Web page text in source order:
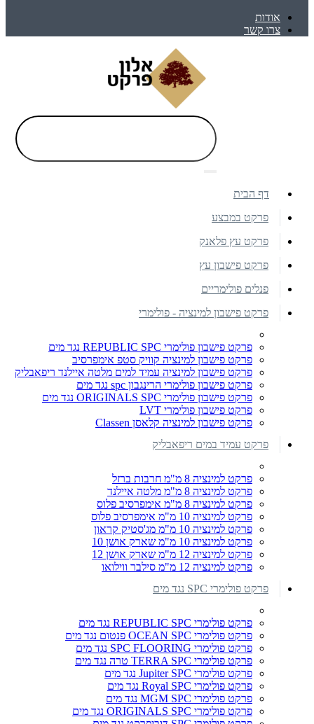
אודות
צרו קשר
דף הבית
פרקט במבצע
פרקט עץ פלאנק
פרקט פישבון עץ
פנלים פולימריים
פרקט פישבון למינציה - פולימרי
פרקט פישבון פולימרי REPUBLIC SPC נגד מים
פרקט פישבון למינציה קוויק סטפ אימפרסיב
פרקט פישבון למינציה עמיד למים מלטה איילנד ריפאבליק
פרקט פישבון פולימרי הרינגבון spc נגד מים
פרקט פישבון פולימרי ORIGINALS SPC נגד מים
פרקט פישבון פולימרי LVT
פרקט פישבון למינציה קלאסן Classen
פרקט עמיד במים ריפאבליק
פרקט למינציה 8 מ"מ חרבות ברזל
פרקט למינציה 8 מ"מ מלטה איילנד
פרקט למינציה 8 מ"מ אימפרסיב פלוס
פרקט למינציה 10 מ"מ אימפרסיב פלוס
פרקט למינציה 10 מ"מ מג'סטיק קראון
פרקט למינציה 10 מ"מ שארק אושן 10
פרקט למינציה 12 מ"מ שארק אושן 12
פרקט למינציה 12 מ"מ סילבר ווילואו
פרקט פולימרי SPC נגד מים
פרקט פולימרי REPUBLIC SPC נגד מים
פרקט פולימרי OCEAN SPC פנטום נגד מים
פרקט פולימרי SPC FLOORING נגד מים
פרקט פולימרי TERRA SPC טרה נגד מים
פרקט פולימרי Jupiter SPC נגד מים
פרקט פולימרי Royal SPC נגד מים
פרקט פולימרי MGM SPC נגד מים
פרקט פולימרי ORIGINALS SPC נגד מים